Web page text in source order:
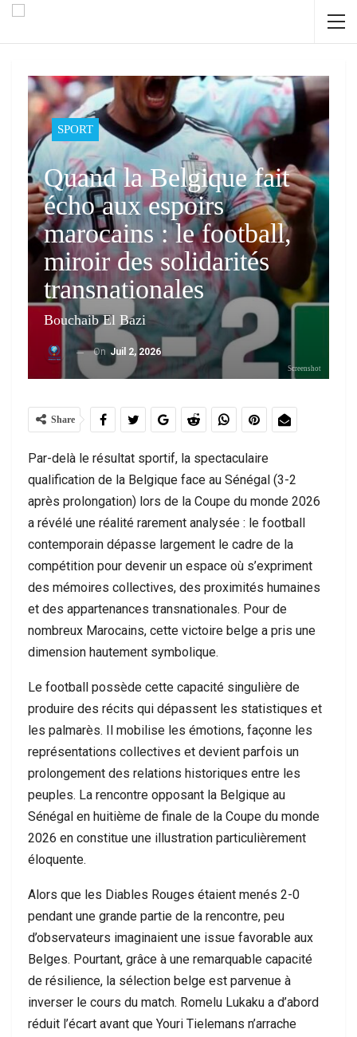
SPORT
Quand la Belgique fait
écho aux espoirs
marocains : le football,
miroir des solidarités
transnationales
Bouchaib El Bazi
On Juil 2, 2026
Screenshot
Share
Par-delà le résultat sportif, la spectaculaire
qualification de la Belgique face au Sénégal (3-2
après prolongation) lors de la Coupe du monde 2026
a révélé une réalité rarement analysée : le football
contemporain dépasse largement le cadre de la
compétition pour devenir un espace où s’expriment
des mémoires collectives, des proximités humaines
et des appartenances transnationales. Pour de
nombreux Marocains, cette victoire belge a pris une
dimension hautement symbolique.
Le football possède cette capacité singulière de
produire des récits qui dépassent les statistiques et
les palmarès. Il mobilise les émotions, façonne les
représentations collectives et devient parfois un
prolongement des relations historiques entre les
peuples. La rencontre opposant la Belgique au
Sénégal en huitième de finale de la Coupe du monde
2026 en constitue une illustration particulièrement
éloquente.
Alors que les Diables Rouges étaient menés 2-0
pendant une grande partie de la rencontre, peu
d’observateurs imaginaient une issue favorable aux
Belges. Pourtant, grâce à une remarquable capacité
de résilience, la sélection belge est parvenue à
inverser le cours du match. Romelu Lukaku a d’abord
réduit l’écart avant que Youri Tielemans n’arrache